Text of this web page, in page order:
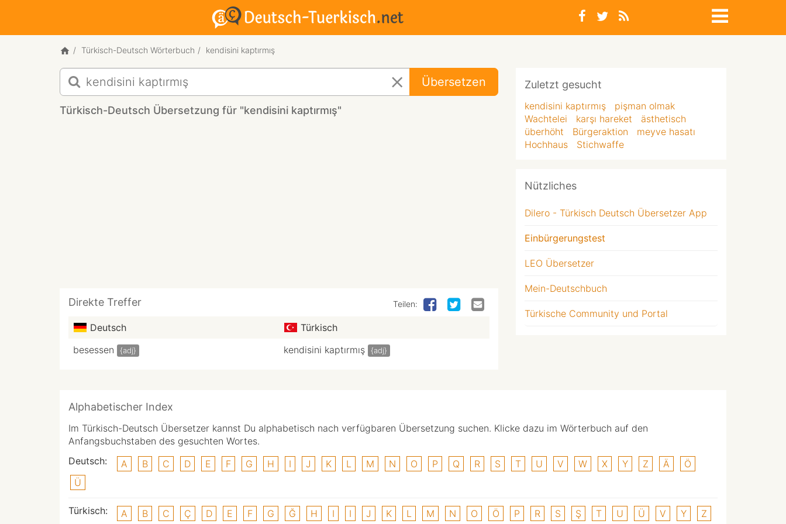
Türkisch-Deutsch Wörterbuch kendisini kaptırmış
Türkisch-
Deutsch
Übersetzung
für
Übersetzen
Türkisch-Deutsch Übersetzung für "kendisini kaptırmış"
Direkte Treffer Teilen:
Deutsch
Türkisch
besessen
{adj} kendisini kaptırmış {adj}
Zuletzt gesucht
kendisini kaptırmış
pişman olmak
Wachtelei
karşı hareket
ästhetisch
überhöht
Bürgeraktion
meyve hasatı
Hochhaus
Stichwaffe
Nützliches
Dilero - Türkisch Deutsch Übersetzer App
Einbürgerungstest
LEO Übersetzer
Mein-Deutschbuch
Türkische Community und Portal
Alphabetischer Index
Im Türkisch-Deutsch Übersetzer kannst Du alphabetisch nach verfügbaren Übersetzung suchen. Klicke dazu im Wörterbuch auf den
Anfangsbuchstaben des gesuchten Wortes.
Deutsch:
A B C D E F G H I J K L M N O P Q R S T U V W X Y Z Ä
Ö
Ü
Türkisch: A B C Ç D E F G Ğ H I I J K L M N O Ö P R S Ş T U Ü V Y Z